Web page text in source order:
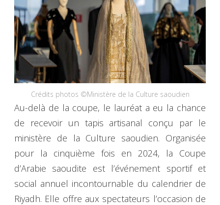
Crédits photos ©Ministère de la Culture saoudien
Au-delà de la coupe, le lauréat a eu la chance
de recevoir un tapis artisanal conçu par le
ministère de la Culture saoudien. Organisée
pour la cinquième fois en 2024, la Coupe
d’Arabie saoudite est l’événement sportif et
social annuel incontournable du calendrier de
Riyadh. Elle offre aux spectateurs l’occasion de